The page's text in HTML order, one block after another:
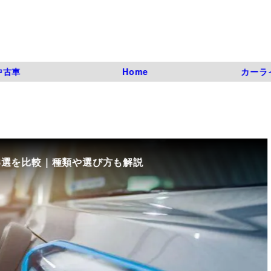
古車 Home カーラ
を比較｜種類や選び方も解説